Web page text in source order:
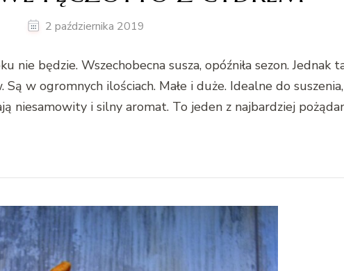
2 października 2019
nie będzie. Wszechobecna susza, opóźniła sezon. Jednak
w ogromnych ilościach. Małe i duże. Idealne do
niesamowity i silny aromat. To jeden z najbardziej